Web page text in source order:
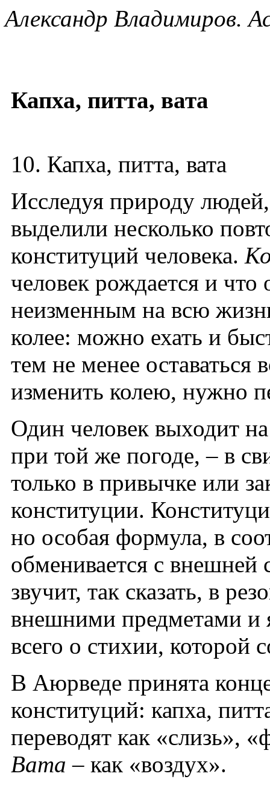
Александр Владимиров.
Капха, питта, вата
10. Капха, питта, вата
Исследуя природу
выделили несколько
конституций человека.
человек рождается и что
неизменным на всю
колее: можно ехать и
тем не менее оставаться
изменить колею, нужно
Один человек выходит
при той же погоде, – в
только в привычке или
конституции.
но особая формула, в
обменивается с внешней
звучит, так сказать, в
внешними предметами и
всего о стихии, которой
В Аюрведе принята
конституций: капха,
переводят как «слизь»,
Вата – как «воздух».